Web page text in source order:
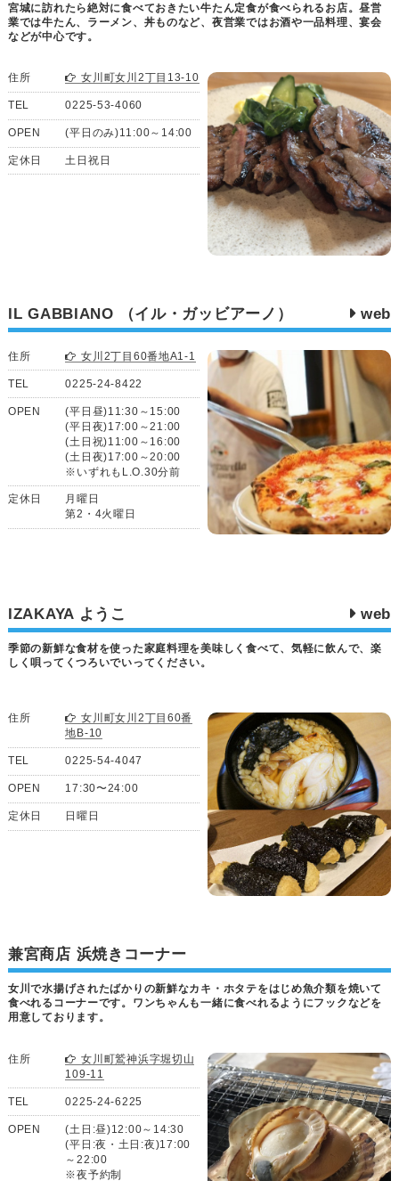
宮城に訪れたら絶対に食べておきたい牛たん定食が食べられるお店。昼営
業では牛たん、ラーメン、丼ものなど、夜営業ではお酒や一品料理、宴会
などが中心です。
住所 女川町女川2丁目13-10
TEL 0225-53-4060
OPEN (平日のみ)11:00～14:00
定休日 土日祝日
IL GABBIANO （イル・ガッビアーノ） web
住所 女川2丁目60番地A1-1
TEL 0225-24-8422
OPEN
(平日昼)11:30～15:00
(平日夜)17:00～21:00
(土日祝)11:00～16:00
(土日夜)17:00～20:00
※いずれもL.O.30分前
定休日
月曜日
第2・4火曜日
IZAKAYA ようこ web
季節の新鮮な食材を使った家庭料理を美味しく食べて、気軽に飲んで、楽
しく唄ってくつろいでいってください。
住所
女川町女川2丁目60番
地B-10
TEL 0225-54-4047
OPEN 17:30〜24:00
定休日 日曜日
兼宮商店 浜焼きコーナー
女川で水揚げされたばかりの新鮮なカキ・ホタテをはじめ魚介類を焼いて
食べれるコーナーです。ワンちゃんも一緒に食べれるようにフックなどを
用意しております。
住所
女川町鷲神浜字堀切山
109-11
TEL 0225-24-6225
OPEN
(土日:昼)12:00～14:30
(平日:夜・土日:夜)17:00
～22:00
※夜予約制